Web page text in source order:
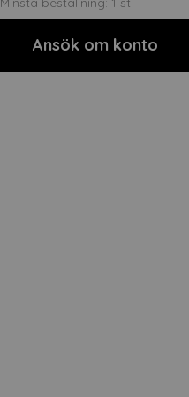
Ansök om konto